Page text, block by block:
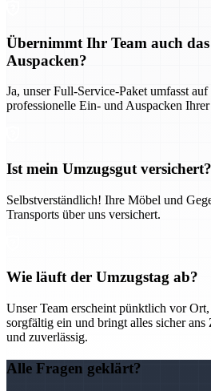
Übernimmt Ihr Team auch
Auspacken?
Ja, unser Full-Service-Paket umfasst
professionelle Ein- und Auspacken
Ist mein Umzugsgut versichert?
Selbstverständlich! Ihre Möbel und
Transports über uns versichert.
Wie läuft der Umzugstag ab?
Unser Team erscheint pünktlich vor
sorgfältig ein und bringt alles sicher
und zuverlässig.
Alle Fragen geklärt?